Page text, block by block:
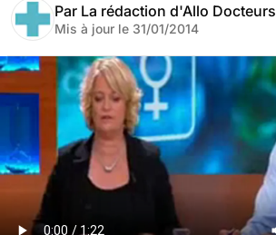
Par La rédaction d'Allo Docteurs
Mis à jour le 31/01/2014